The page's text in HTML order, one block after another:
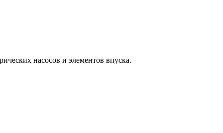
насосов и элементов впуска.